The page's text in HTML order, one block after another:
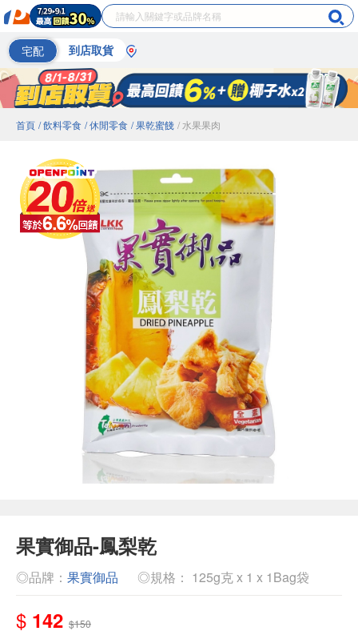
宅配 到店取貨
首頁 / 飲料零食 / 休閒零食 / 果乾蜜餞 / 水果果肉
果實御品-鳳梨乾
◎品牌： 果實御品 ◎規格： 125g克 x 1 x 1Bag袋
$ 142 $150